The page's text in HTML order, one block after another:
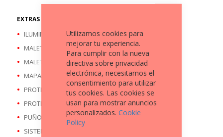
EXTRAS A DESTACAR
ILUMINACIÓN LED
MALETA TRASERA
MALETAS LATERALES
MAPAS DE CONDUCCIÓN
PROTECTOR BARRAS MOTOR
PROTECTOR CUBREMANOS
PUÑOS CALEFACTABLES
SISTEMA LLAMADA S.O.S
Utilizamos cookies para
mejorar tu experiencia.
Para cumplir con la nueva
directiva sobre privacidad
electrónica, necesitamos el
consentimiento para utilizar
tus cookies. Las cookies se
usan para mostrar anuncios
personalizados. Cookie
Policy